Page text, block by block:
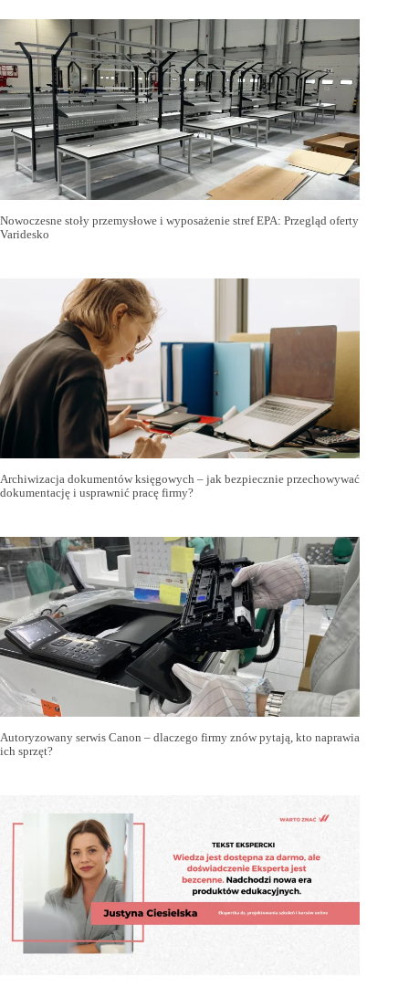
Nowoczesne stoły przemysłowe i wyposażenie stref EPA: Przegląd oferty
Varidesko
Archiwizacja dokumentów księgowych – jak bezpiecznie przechowywać
dokumentację i usprawnić pracę firmy?
Autoryzowany serwis Canon – dlaczego firmy znów pytają, kto naprawia
ich sprzęt?